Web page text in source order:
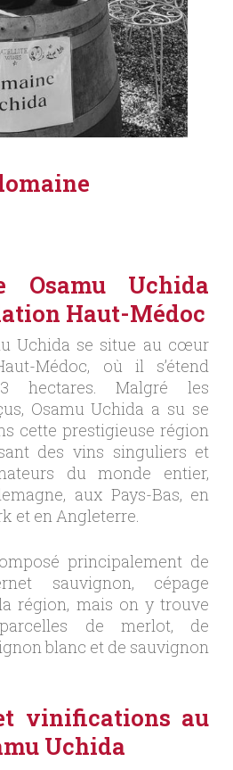
Osamu Uchida
Haut-Médoc
Uchida se situe au cœur
Médoc, où il s’étend
hectares. Malgré les
Osamu Uchida a su se
cette prestigieuse région
des vins singuliers et
du monde entier,
aux Pays-Bas, en
et en Angleterre.
principalement de
sauvignon, cépage
région, mais on y trouve
de merlot, de
blanc et de sauvignon
vinifications au
Uchida